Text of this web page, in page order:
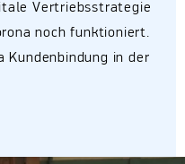
Vertriebsstrategie
noch funktioniert.
Kundenbindung in der